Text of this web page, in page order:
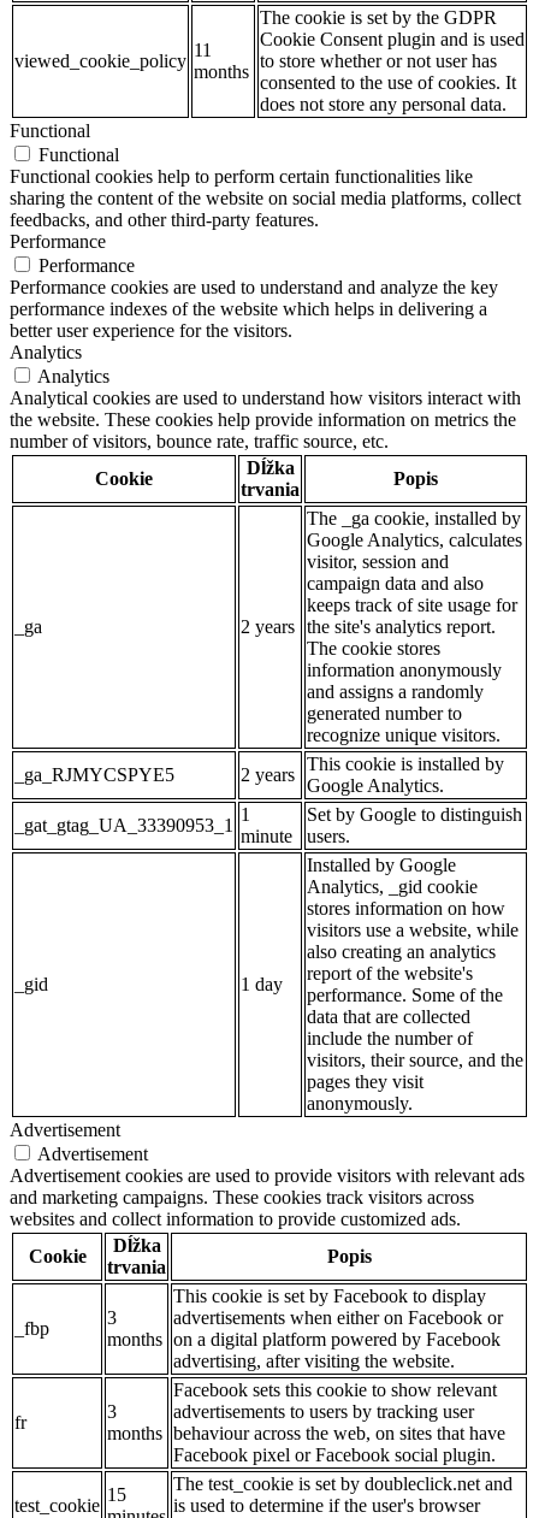
viewed_cookie_policy
11
months
The cookie is set by the GDPR
Cookie Consent plugin and is used
to store whether or not user has
consented to the use of cookies. It
does not store any personal data.
Functional
Functional
Functional cookies help to perform certain functionalities like
sharing the content of the website on social media platforms, collect
feedbacks, and other third-party features.
Performance
Performance
Performance cookies are used to understand and analyze the key
performance indexes of the website which helps in delivering a
better user experience for the visitors.
Analytics
Analytics
Analytical cookies are used to understand how visitors interact with
the website. These cookies help provide information on metrics the
number of visitors, bounce rate, traffic source, etc.
Cookie
Dĺžka
trvania
Popis
_ga 2 years
The _ga cookie, installed by
Google Analytics, calculates
visitor, session and
campaign data and also
keeps track of site usage for
the site's analytics report.
The cookie stores
information anonymously
and assigns a randomly
generated number to
recognize unique visitors.
_ga_RJMYCSPYE5
2 years
This cookie is installed by
Google Analytics.
_gat_gtag_UA_33390953_1
1
minute
Set by Google to distinguish
users.
_gid 1 day
Installed by Google
Analytics, _gid cookie
stores information on how
visitors use a website, while
also creating an analytics
report of the website's
performance. Some of the
data that are collected
include the number of
visitors, their source, and the
pages they visit
anonymously.
Advertisement
Advertisement
Advertisement cookies are used to provide visitors with relevant ads
and marketing campaigns. These cookies track visitors across
websites and collect information to provide customized ads.
Cookie
Dĺžka
trvania
Popis
_fbp
3
months
This cookie is set by Facebook to display
advertisements when either on Facebook or
on a digital platform powered by Facebook
advertising, after visiting the website.
fr
3
months
Facebook sets this cookie to show relevant
advertisements to users by tracking user
behaviour across the web, on sites that have
Facebook pixel or Facebook social plugin.
test_cookie
15
The test_cookie is set by doubleclick.net and
is used to determine if the user's browser